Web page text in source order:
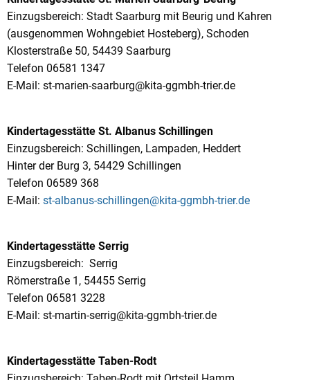
Einzugsbereich: Stadt Saarburg mit Beurig und Kahren
(ausgenommen Wohngebiet Hosteberg), Schoden
Klosterstraße 50, 54439 Saarburg
Telefon 06581 1347
E-Mail: st-marien-saarburg@kita-ggmbh-trier.de
Kindertagesstätte St. Albanus Schillingen
Einzugsbereich: Schillingen, Lampaden, Heddert
Hinter der Burg 3, 54429 Schillingen
Telefon 06589 368
E-Mail: st-albanus-schillingen@kita-ggmbh-trier.de
Kindertagesstätte Serrig
Einzugsbereich: Serrig
Römerstraße 1, 54455 Serrig
Telefon 06581 3228
E-Mail: st-martin-serrig@kita-ggmbh-trier.de
Kindertagesstätte Taben-Rodt